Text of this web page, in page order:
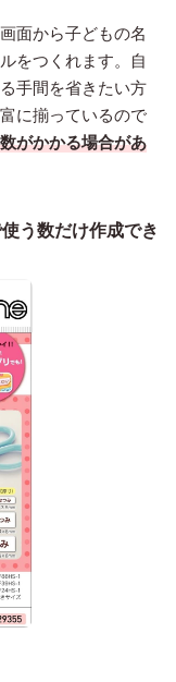
面から子どもの名
をつくれます。自
手間を省きたい方
に揃っているので
がかかる場合があ
う数だけ作成でき